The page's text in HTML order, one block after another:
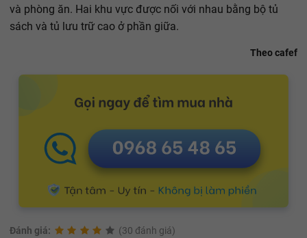
và phòng ăn. Hai khu vực được nối với nhau bằng bộ tủ
sách và tủ lưu trữ cao ở phần giữa.
Theo cafef
Đánh giá: (30 đánh giá)